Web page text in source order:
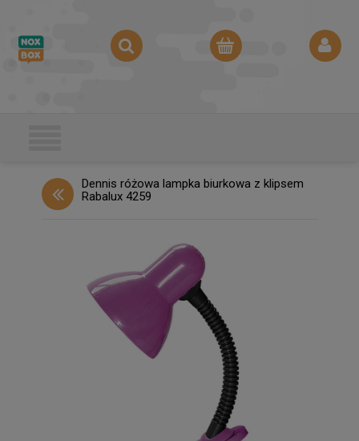
Dennis różowa lampka biurkowa z klipsem
Rabalux 4259